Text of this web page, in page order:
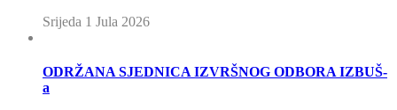
Srijeda 1 Jula 2026
ODRŽANA SJEDNICA IZVRŠNOG ODBORA IZBUŠ-
a